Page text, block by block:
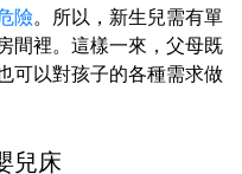
險。所以，新生兒需有單
間裡。這樣一來，父母既
可以對孩子的各種需求做
兒床